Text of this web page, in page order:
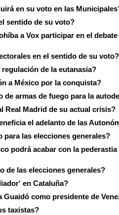
en su voto en las
sentido de su voto?
a Vox participar en el debate
en el sentido de su voto?
de la eutanasia?
a México por la conquista?
de armas de fuego para la
Real Madrid de su actual crisis?
el adelanto de las
para las elecciones generales?
podrá acabar con la pederastia
de las elecciones generales?
en Cataluña?
Guaidó como presidente de
taxistas?